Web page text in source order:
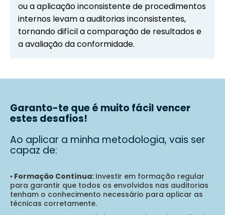
ou a aplicação inconsistente de procedimentos
internos levam a auditorias inconsistentes,
tornando difícil a comparação de resultados e
a avaliação da conformidade.
Garanto-te que é muito fácil vencer
estes desafios!
Ao aplicar a minha metodologia, vais ser
capaz de:
▪️ Formação Contínua: Investir em formação regular
para garantir que todos os envolvidos nas auditorias
tenham o conhecimento necessário para aplicar as
técnicas corretamente.